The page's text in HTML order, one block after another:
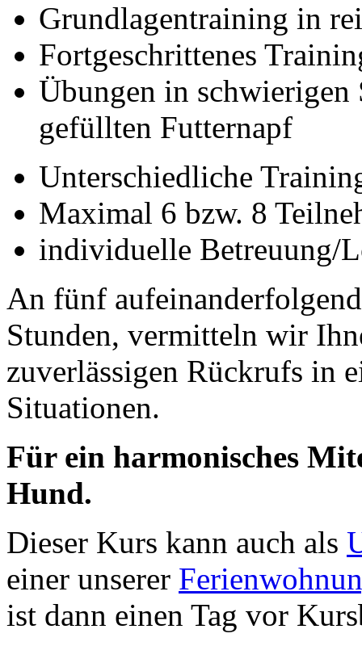
Grundlagentraining in
Fortgeschrittenes
Übungen in
gefüllten Futternapf
Unterschiedliche
Maximal 6 bzw. 8
individuelle Betreuung/
An fünf
Stunden, vermitteln wir
zuverlässigen Rückrufs in
Situationen.
Für ein harmonisches
Hund.
Dieser Kurs kann auch als
einer unserer
ist dann einen Tag vor